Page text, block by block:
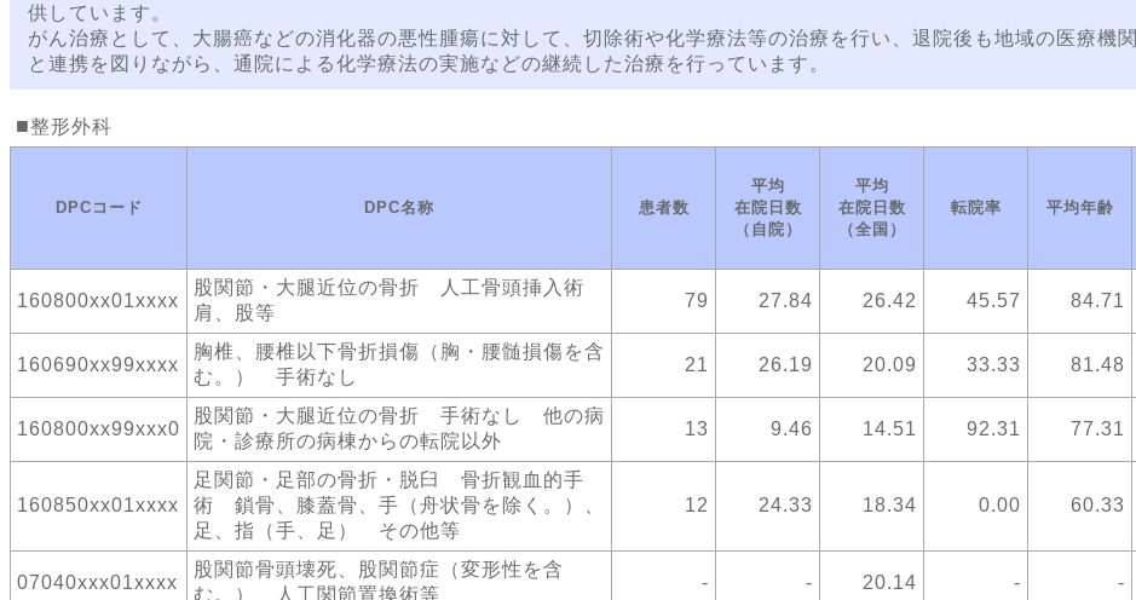
供しています。
がん治療として、大腸癌などの消化器の悪性腫瘍に対して、切除術や化学療法等の治療を行い、退院後も地域の医療機関
と連携を図りながら、通院による化学療法の実施などの継続した治療を行っています。
整形外科
DPCコード DPC名称 患者数
平均
在院日数
（自院）
平均
在院日数
（全国）
転院率 平均年齢
160800xx01xxxx
股関節・大腿近位の骨折 人工骨頭挿入術
肩、股等
79 27.84 26.42 45.57 84.71
160690xx99xxxx
胸椎、腰椎以下骨折損傷（胸・腰髄損傷を含
む。） 手術なし
21 26.19 20.09 33.33 81.48
160800xx99xxx0
股関節・大腿近位の骨折 手術なし 他の病
院・診療所の病棟からの転院以外
13 9.46 14.51 92.31 77.31
160850xx01xxxx
足関節・足部の骨折・脱臼 骨折観血的手
術 鎖骨、膝蓋骨、手（舟状骨を除く。）、
足、指（手、足） その他等
12 24.33 18.34 0.00 60.33
07040xxx01xxxx
股関節骨頭壊死、股関節症（変形性を含
む。） 人工関節置換術等
- - 20.14 - -